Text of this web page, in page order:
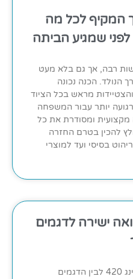
המקיף לכל מה
לפני שמגיע הביתה
רבה, אך גם בלא מעט
הנולד. הכנה נכונה
מראש בכל הציוד
יותר עבור המשפחה
ומסודרת את כל
להכין בטרם החזרה
בסיסי ועד למוצרי
420: השוואה ישירה לדגמים
מי שמתלבט בין דגם ברויל קינג 420 לבין הדגמים